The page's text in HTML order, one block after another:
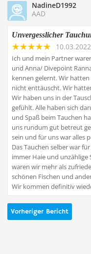
NadineD1992
AAD
Unvergesslicher
Ich und mein Partner
und Anna/ Divepoint
kennen gelernt. Wir
nicht enttäuscht. Wir
Wir haben uns in der
gefühlt. Alle haben sich
und Spaß beim Tauchen
uns rundum gut betreut
sein und für uns war alles
Das Tauchen selber war
immer Haie und unzählige
waren wir mehr als
schönen Fischen und
Wir kommen definitiv
Vorheriger Bericht